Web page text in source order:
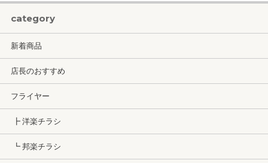
category
新着商品
店長のおすすめ
フライヤー
┣ 洋楽チラシ
┗ 邦楽チラシ